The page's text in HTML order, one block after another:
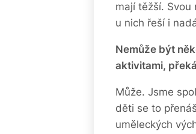
mají těžší.
u nich řeší i
Nemůže být
aktivitami,
Může. Jsme
děti se to
uměleckých